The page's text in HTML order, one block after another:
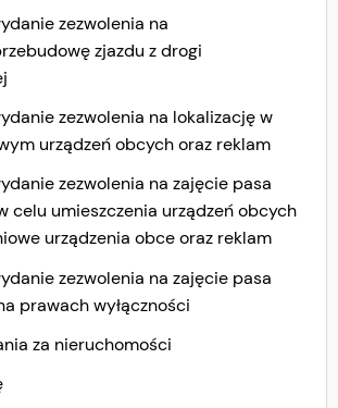
zezwolenia na
zjazdu z drogi
zezwolenia na lokalizację w
urządzeń obcych oraz reklam
zezwolenia na zajęcie pasa
celu umieszczenia urządzeń obcych
urządzenia obce oraz reklam
zezwolenia na zajęcie pasa
prawach wyłączności
za nieruchomości